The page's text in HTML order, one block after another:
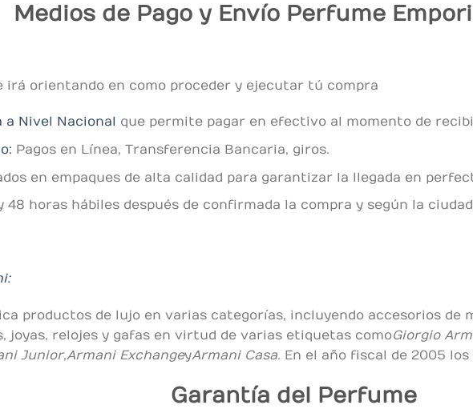
Medios de Pago y Envío Perfume
irá orientando en como proceder y ejecutar tú compra
Nivel Nacional
que permite pagar en efectivo al momento de
Pagos en Línea, Transferencia Bancaria, giros.
en empaques de alta calidad para garantizar la llegada en
48 horas hábiles después de confirmada la compra y según la
productos de lujo en varias categorías, incluyendo accesorios de
joyas, relojes y gafas en virtud de varias etiquetas comoGiorgio
Junior,Armani ExchangeyArmani Casa. En el año fiscal de 2005
Garantía del Perfume